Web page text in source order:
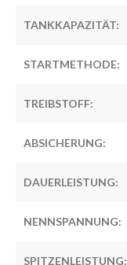
TANKKAPAZITÄT:
STARTMETHODE:
TREIBSTOFF:
ABSICHERUNG:
DAUERLEISTUNG:
NENNSPANNUNG:
SPITZENLEISTUNG: